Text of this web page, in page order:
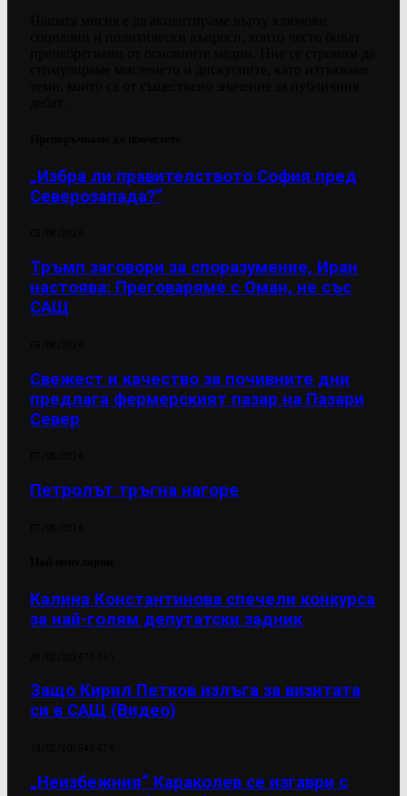
„Избра ли правителството София пред
Северозапада?“
Тръмп заговори за споразумение, Иран
настоява: Преговаряме с Оман, не със
САЩ
Свежест и качество за почивните дни
предлага фермерският пазар на Пазари
Север
Петролът тръгна нагоре
Калина Константинова спечели конкурса
за най-голям депутатски задник
Защо Кирил Петков излъга за визитата
си в САЩ (Видео)
„Неизбежния“ Караколев се изгаври с